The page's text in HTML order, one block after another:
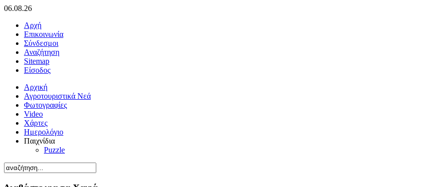
06.08.26
Αρχή
Επικοινωνία
Σύνδεσμοι
Αναζήτηση
Sitemap
Είσοδος
Αρχική
Αγροτουριστικά Νεά
Φωτογραφίες
Video
Χάρτες
Ημερολόγιο
Παιχνίδια
Puzzle